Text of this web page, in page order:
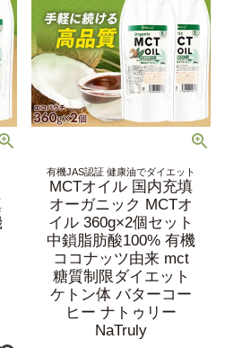
有機JAS認証 健康油でダイエット
MCTオイル 国内充填
オーガニック MCTオ
イル 360g×2個セット
中鎖脂肪酸100% 有機
ココナッツ由来 mct
糖質制限ダイエット
ケトン体 バターコー
ヒー ナトゥリー
NaTruly